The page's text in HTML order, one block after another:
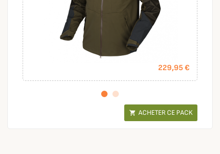
229,95 €
 ACHETER CE PACK